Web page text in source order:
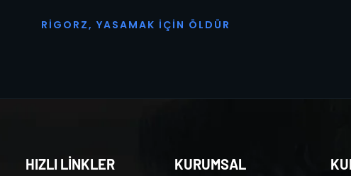
R I G O R Z, YASAMAK İ ÇI N Ö L D Ü R
HIZLI LİNKLER KURUMSAL